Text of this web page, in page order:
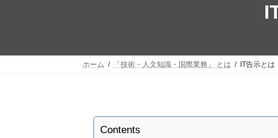
ホーム 「技術・人文知識・国際業務」 とは IT告示とは
Contents